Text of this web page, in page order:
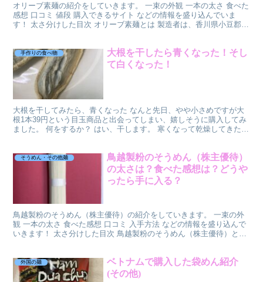
オリーブ素麺の紹介をしていきます。 一束の外観 一本の太さ 食べた
感想 口コミ 値段 購入できるサイト などの情報を盛り込んでいま
す！ 太さ分けした目次 オリーブ素麺とは 製造者は、香川県小豆郡小
手作りの食べ物
大根を干したら青くなった！そし
て白くなった！
大根を干してみたら、青くなった なんと先日、やや小さめですが大
根1本39円という目玉商品と出会ってしまい、嬉しそうに購入してみ
ました。 何をするか？ はい、干します。 寒くなって乾燥してきたら
そうめん・その他麺
鳥越製粉のそうめん（株主優待）
の太さは？食べた感想は？どうや
ったら手に入る？
鳥越製粉のそうめん（株主優待）の紹介をしていきます。 一束の外
観 一本の太さ 食べた感想 口コミ 入手方法 などの情報を盛り込んで
いきます！ 太さ分けした目次 鳥越製粉のそうめん（株主優待）とは
外国の麺
ベトナムで購入した袋めん紹介
(その他)